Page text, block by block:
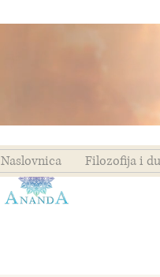
Naslovnica Filozofija i